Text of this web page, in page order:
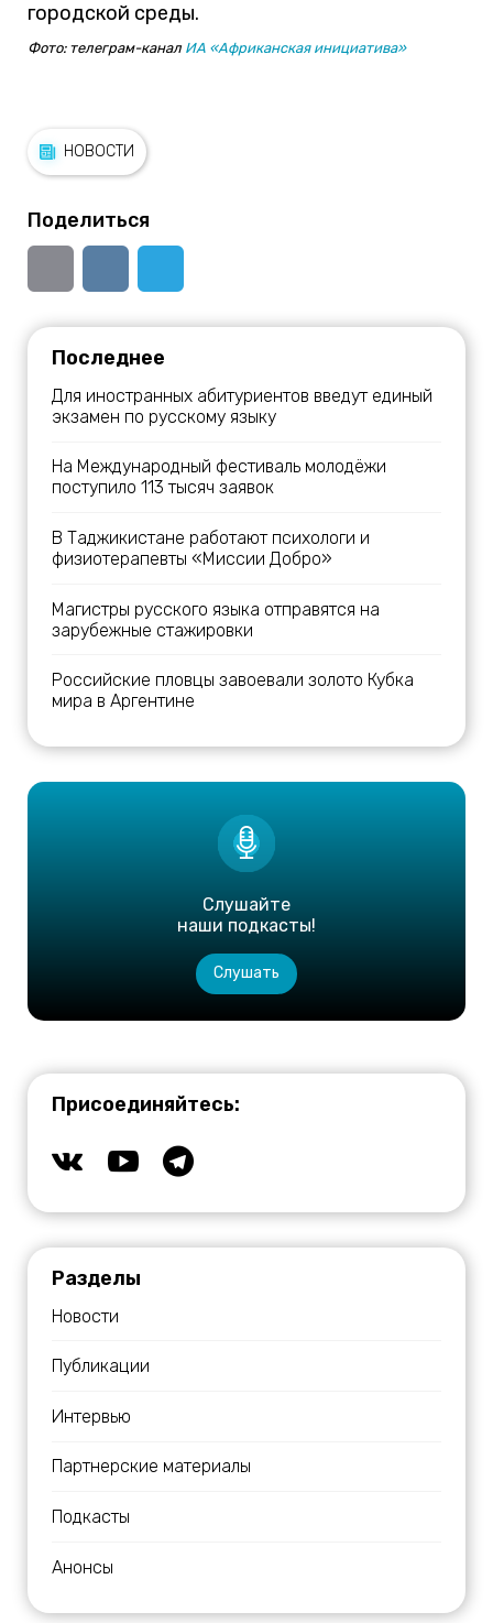
городской среды.
Фото: телеграм-канал ИА «Африканская инициатива»
НОВОСТИ
Поделиться
Последнее
Для иностранных абитуриентов введут единый
экзамен по русскому языку
На Международный фестиваль молодёжи
поступило 113 тысяч заявок
В Таджикистане работают психологи и
физиотерапевты «Миссии Добро»
Магистры русского языка отправятся на
зарубежные стажировки
Российские пловцы завоевали золото Кубка
мира в Аргентине
Слушайте
наши подкасты!
Слушать
Присоединяйтесь:
Разделы
Новости
Публикации
Интервью
Партнерские материалы
Подкасты
Анонсы